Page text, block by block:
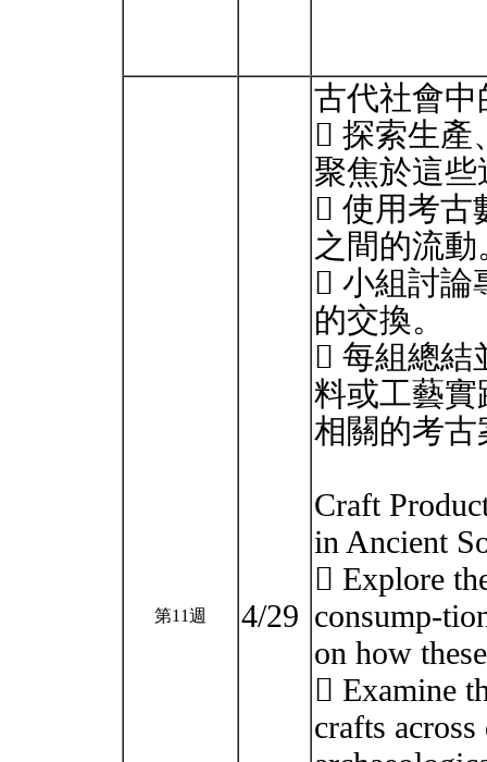
第11週 4/29
古代社會
 探索生產
聚焦於這
 使用考古
之間的流動
 小組討論
的交換。
 每組總結
料或工藝
相關的考
Craft
in Ancient
 Explore
consump-
on how
 Examine
crafts